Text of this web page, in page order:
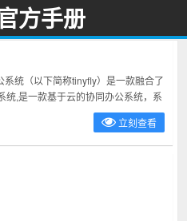
方手册
统（以下简称tinyfly）是一款融合了
统,是一款基于云的协同办公系统，系
时根据用户...
立刻查看